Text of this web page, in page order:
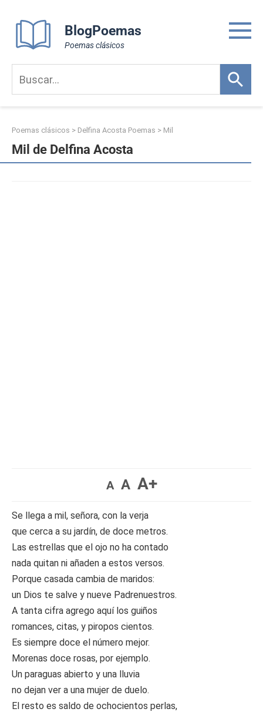
content
BlogPoemas
Poemas clásicos
Poemas clásicos > Delfina Acosta Poemas > Mil
Mil de Delfina Acosta
A A A+
Se llega a mil, señora, con la verja
que cerca a su jardín, de doce metros.
Las estrellas que el ojo no ha contado
nada quitan ni añaden a estos versos.
Porque casada cambia de maridos:
un Dios te salve y nueve Padrenuestros.
A tanta cifra agrego aquí los guiños
romances, citas, y piropos cientos.
Es siempre doce el número mejor.
Morenas doce rosas, por ejemplo.
Un paraguas abierto y una lluvia
no dejan ver a una mujer de duelo.
El resto es saldo de ochocientos perlas,